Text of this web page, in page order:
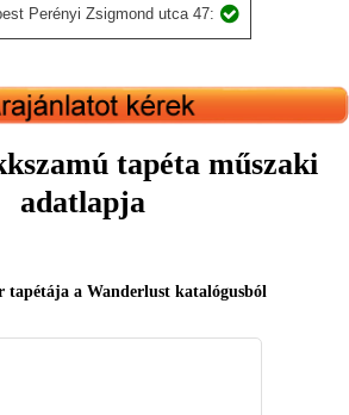
Perényi Zsigmond utca 47:
tapéta műszaki
adatlapja
tapétája a Wanderlust katalógusból